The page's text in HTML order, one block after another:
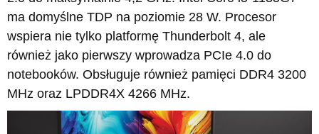
ma domyślne TDP na poziomie 28 W. Procesor
wspiera nie tylko platformę Thunderbolt 4, ale
również jako pierwszy wprowadza PCIe 4.0 do
notebooków. Obsługuje również pamięci DDR4 3200
MHz oraz LPDDR4X 4266 MHz.